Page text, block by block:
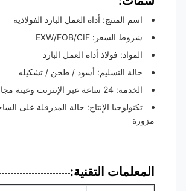
اسم المنتج: أداة العمل البارد الفولاذية
شروط السعر: EXW/FOB/CIF
المواد: فولاذ أداة العمل البارد
حالة التسليم: أسود / طحن / تشكيله
الخدمة: 24 ساعة عبر الإنترنت وعينة مجانية
تكنولوجيا الإنتاج: حالة المدرفلة على الساخن أو
مزورة
المعلمات التقنية: